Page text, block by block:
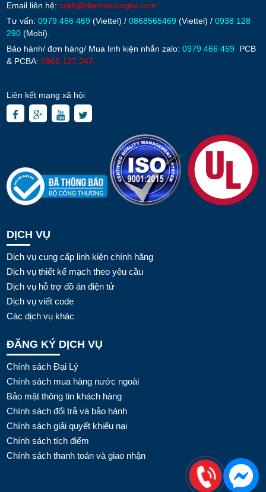
Email liên hệ: cskh@dientutuonglai.com
Tư vấn: 0979 466 469 (Viettel) / 0868565469 (Viettel) / 0938 128
290 (Mobi).
Bảo hành/ đơn hàng/ Mua linh kiện nhắn zalo: 0979 466 469
PCB
& PCBA: 0965.127.247
Liên kết mạng xã hội
DỊCH VỤ
Dịch vụ cung cấp linh kiện chính hãng
Dịch vụ thiết kế mạch theo yêu cầu
Dịch vụ hỗ trợ đồ án điện tử
Dịch vụ viết code
Các dịch vụ khác
ĐĂNG KÝ DỊCH VỤ
Chính sách Đại Lý
Chính sách mua hàng nước ngoài
Bảo mật thông tin khách hàng
Chính sách đổi trả và bảo hành
Chính sách giải quyết khiếu nại
Chính sách tích điểm
Chính sách thanh toán và giao nhận